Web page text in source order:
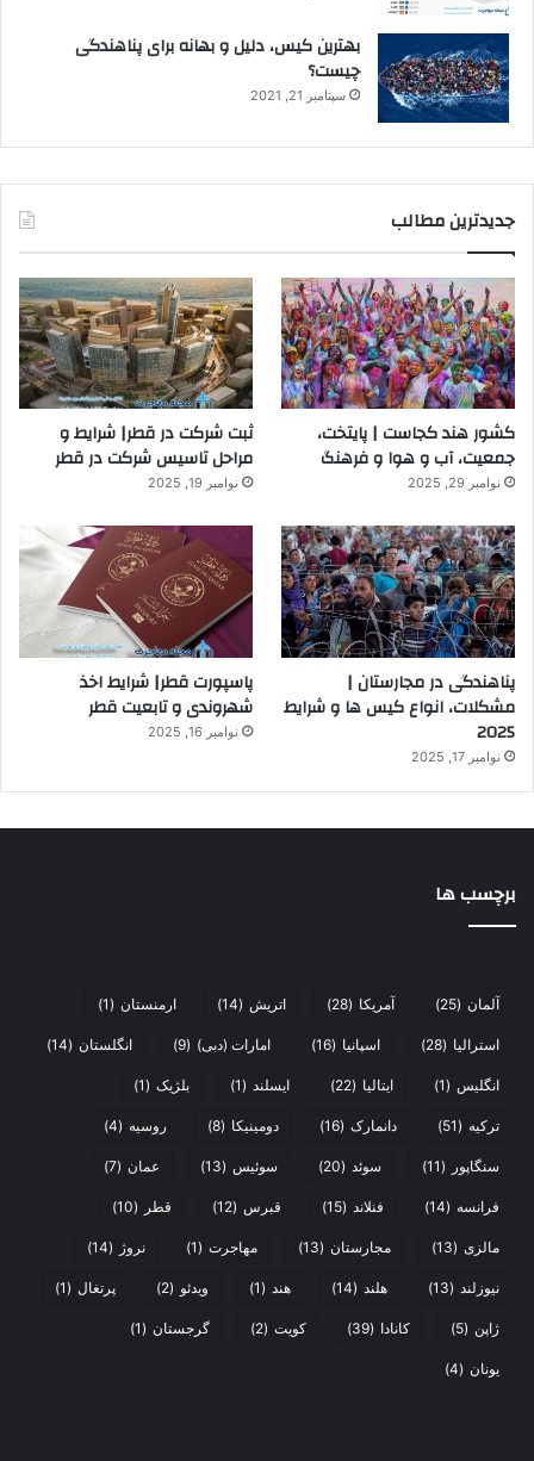
بهترین کیس، دلیل و بهانه برای پناهندگی
چیست؟
سپتامبر 21, 2021
جدیدترین مطالب
کشور هند کجاست | پایتخت،
جمعیت، آب و هوا و فرهنگ
نوامبر 29, 2025
ثبت شرکت در قطر| شرایط و
مراحل تاسیس شرکت در قطر
نوامبر 19, 2025
پناهندگی در مجارستان |
مشکلات، انواع کیس ها و شرایط
2025
نوامبر 17, 2025
پاسپورت قطر| شرایط اخذ
شهروندی و تابعیت قطر
نوامبر 16, 2025
برچسب ها
آلمان (25) آمریکا (28) اتریش (14) ارمنستان (1)
استرالیا (28) اسپانیا (16) امارات (دبی) (9) انگلستان (14)
انگلیس (1) ایتالیا (22) ایسلند (1) بلژیک (1)
ترکیه (51) دانمارک (16) دومینیکا (8) روسیه (4)
سنگاپور (11) سوئد (20) سوئیس (13) عمان (7)
فرانسه (14) فنلاند (15) قبرس (12) قطر (10)
مالزی (13) مجارستان (13) مهاجرت (1) نروژ (14)
نیوزلند (13) هلند (14) هند (1) ویدئو (2) پرتغال (1)
ژاپن (5) کانادا (39) کویت (2) گرجستان (1)
یونان (4)